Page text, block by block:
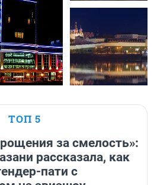
ТОП 5
за смелость»:
рассказала, как
пати с